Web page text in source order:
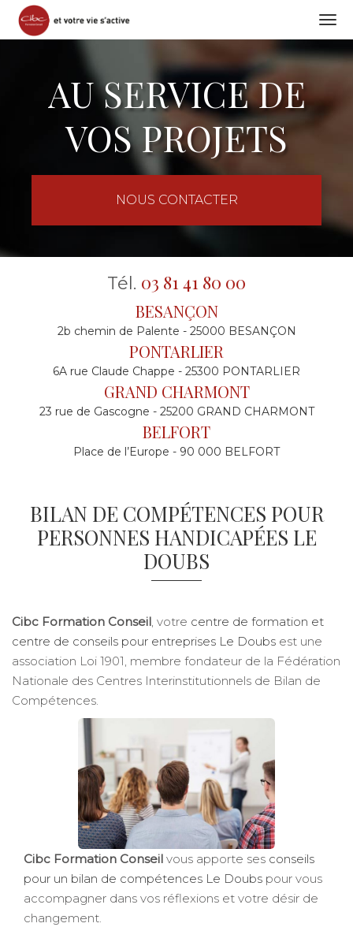
AU SERVICE DE
VOS PROJETS
NOUS CONTACTER
Tél. 03 81 41 80 00
BESANÇON
2b chemin de Palente - 25000 BESANÇON
PONTARLIER
6A rue Claude Chappe - 25300 PONTARLIER
GRAND CHARMONT
23 rue de Gascogne - 25200 GRAND CHARMONT
BELFORT
Place de l’Europe - 90 000 BELFORT
BILAN DE COMPÉTENCES POUR
PERSONNES HANDICAPÉES LE
DOUBS
Cibc Formation Conseil, votre centre de formation et
centre de conseils pour entreprises Le Doubs est une
association Loi 1901, membre fondateur de la Fédération
Nationale des Centres Interinstitutionnels de Bilan de
Compétences.
Cibc Formation Conseil vous apporte ses conseils
pour un bilan de compétences Le Doubs pour vous
accompagner dans vos réflexions et votre désir de
changement.